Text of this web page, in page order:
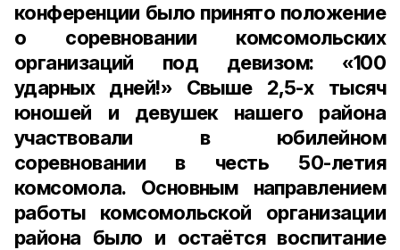
конференции было принято положение
о соревновании комсомольских
организаций под девизом: «100
ударных дней!» Свыше 2,5-х тысяч
юношей и девушек нашего района
участвовали в юбилейном
соревновании в честь 50-летия
комсомола. Основным направлением
работы комсомольской организации
района было и остаётся воспитание